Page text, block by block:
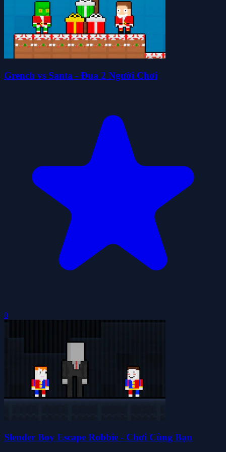
Grench vs Santa - Đua 2 Người Chơi
0
Slender Boy Escape Robbie - Chơi Cùng Bạn